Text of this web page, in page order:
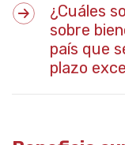
¿Cuáles
sobre
país que
plazo